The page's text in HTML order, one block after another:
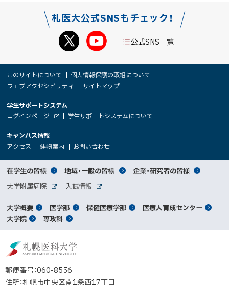
札医大公式SNSもチェック！
公式SNS一覧
サ
イ
ト
報
このサイトについて
個人情報保護の取組について
ウェブアクセシビリティ
サイトマップ
大
学
関
者
向
け
学生サポートシステム
ログインページ
イ
ト
（
新
ィ
ド
ウ
で
開
き
ま
す
学生サポートシステムについて
キャンパス情報
アクセス
（
新
規
ウ
ィ
ン
ド
ウ
で
開
き
ま
）
建物案内
（
新
規
ウ
ィ
ン
ド
ウ
で
き
ま
）
お問い合わせ
規
ウ
ィ
ウ
で
開
ま
サ
イ
ト
マ
プ
対
象
者
別
メ
ュ
ー
在学生の皆様 地域・一般の皆様 企業・研究者の皆様
関
連
サ
イ
大学附属病院
サ
イ
ト
入試情報
サ
メ
イ
メ
ニ
ュ
大学概要 医学部 保健医療学部
医療人育成センター
大学院
専攻科
郵便番号：060-8556
住所：札幌市中央区南1条西17丁目